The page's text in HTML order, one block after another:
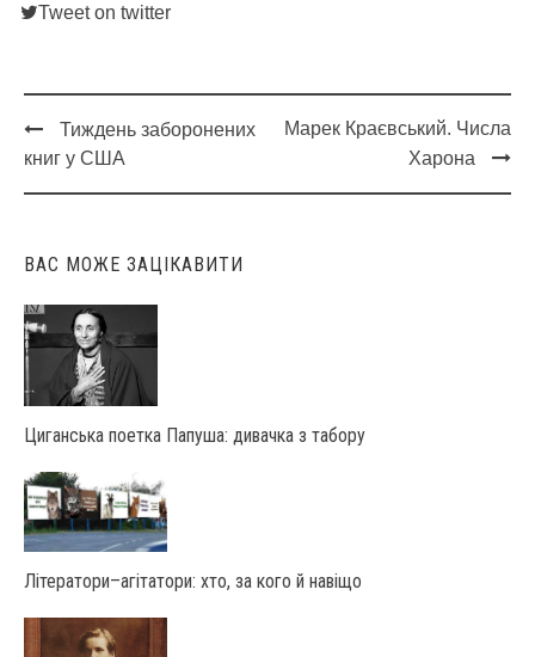
Tweet on twitter
Post
navigation
Тиждень заборонених
книг у США
Марек Краєвський. Числа
Харона
ВАС МОЖЕ ЗАЦІКАВИТИ
Циганська поетка Папуша: дивачка з табору
Літератори–агітатори: хто, за кого й навіщо